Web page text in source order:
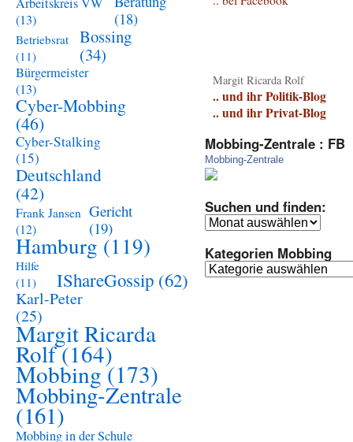
(13)
(18)
Betriebsrat
(11)
Bossing
(34)
Bürgermeister
(13)
Cyber-Mobbing
(46)
Cyber-Stalking
(15)
Deutschland
(42)
Frank Jansen
(12)
Gericht
(19)
Hamburg (119)
Hilfe
(11)
IShareGossip (62)
Karl-Peter
(25)
Margit Ricarda
Rolf(164)
Mobbing(173)
Mobbing-Zentrale
(161)
Mobbing in der Schule
Margit Ricarda Rolf
.. und ihr Politik-Blog
.. und ihr Privat-Blog
Mobbing-Zentrale : FB
Mobbing-Zentrale
Suchen und finden:
Suchen
finden:
Kategorien Mobbing
Kategorien